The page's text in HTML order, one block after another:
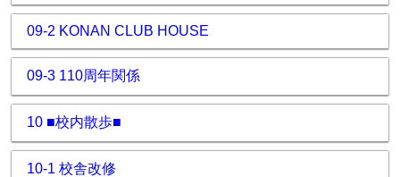
09-2 KONAN CLUB HOUSE
09-3 110周年関係
10 ■校内散歩■
10-1 校舎改修